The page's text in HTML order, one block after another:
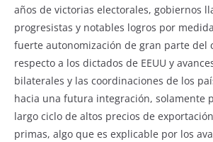
años de victorias electorales, gobiernos
progresistas y notables logros por
fuerte autonomización de gran parte del
respecto a los dictados de EEUU y
bilaterales y las coordinaciones de los
hacia una futura integración, solamente
largo ciclo de altos precios de
primas, algo que es explicable por los